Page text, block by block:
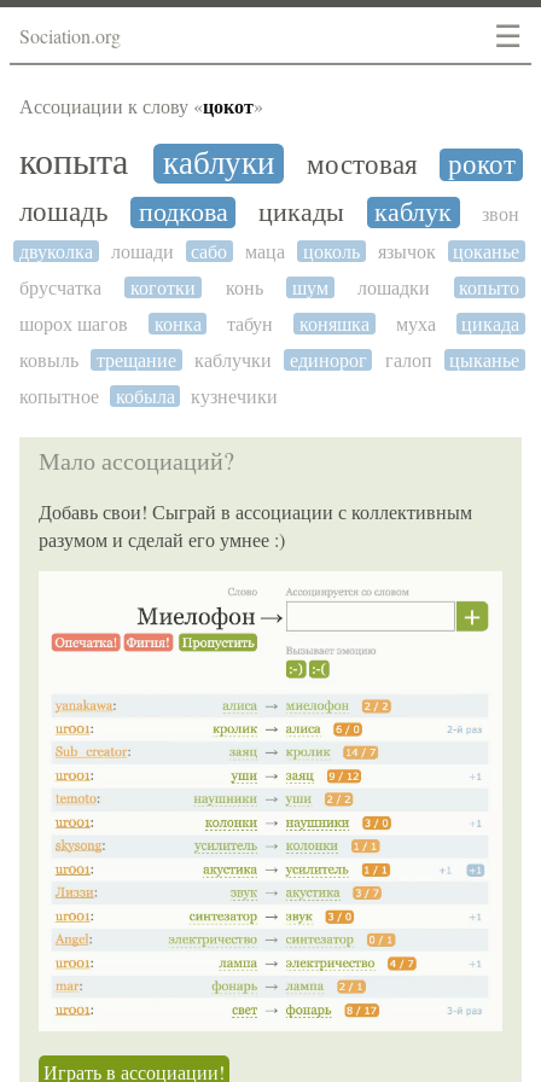
☰
Sociation.org
Ассоциации к слову «цокот»
копыта каблуки мостовая
рокот
лошадь
подкова цикады каблук
звон
двуколка
лошади сабо маца цоколь язычок
цоканье
брусчатка
коготки конь шум лошадки
копыто
шорох шагов
конка табун коняшка муха
цикада
ковыль
трещание каблучки единорог галоп
цыканье
копытное
кобыла кузнечики
Мало ассоциаций?
Добавь свои! Сыграй в ассоциации с коллективным
разумом и сделай его умнее :)
Играть в ассоциации!